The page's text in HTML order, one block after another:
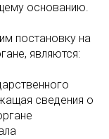
основанию.
постановку на
являются:
сведения о